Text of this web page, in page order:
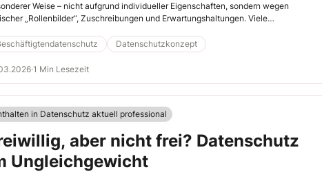
Weise – nicht aufgrund individueller Eigenschaften, sondern wegen
„Rollenbilder“, Zuschreibungen und Erwartungshaltungen. Viele
sondern durch beiläufige Informationen, informelle Bewertungen und
„bekanntes“ Wissen.
Datenschutzkonzept
·1 Min Lesezeit
in Datenschutz aktuell professional
aber nicht frei? Datenschutz
Ungleichgewicht